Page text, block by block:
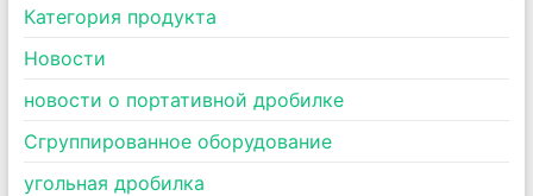
Категория продукта
Новости
новости о портативной дробилке
Сгруппированное оборудование
угольная дробилка